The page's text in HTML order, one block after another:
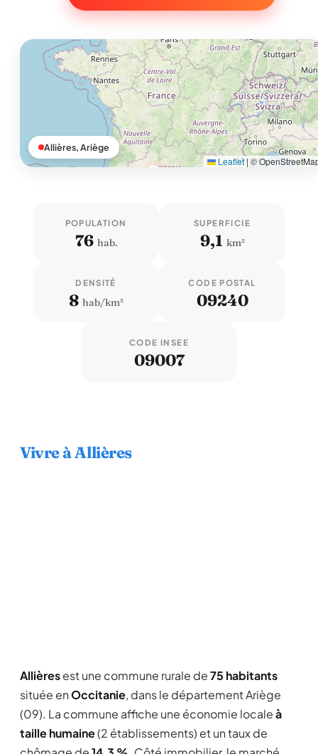
Leaflet|©
Allières, Ariège
POPULATION
76 hab.
SUPERFICIE
9,1 km²
DENSITÉ
8 hab/km²
CODE POSTAL
09240
CODE INSEE
09007
Vivre à Allières
Allièresest une commune rurale de75 habitants
située enOccitanie, dans le département Ariège
(09). La commune affiche une économie localeà
taille humaine(2 établissements) et un taux de